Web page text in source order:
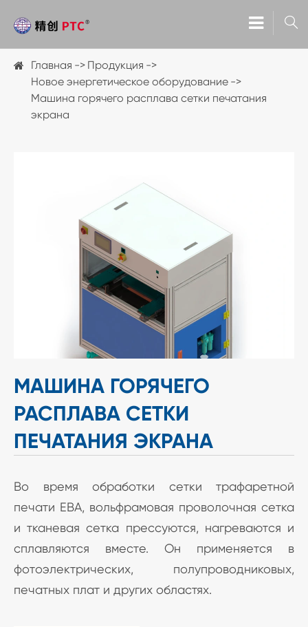

Главная
Продукция
Новое энергетическое оборудование
Машина горячего расплава сетки печатания
экрана
МАШИНА ГОРЯЧЕГО
РАСПЛАВА СЕТКИ
ПЕЧАТАНИЯ ЭКРАНА
Во время обработки сетки трафаретной
печати ЕВА, вольфрамовая проволочная сетка
и тканевая сетка прессуются, нагреваются и
сплавляются вместе. Он применяется в
фотоэлектрических, полупроводниковых,
печатных плат и других областях.